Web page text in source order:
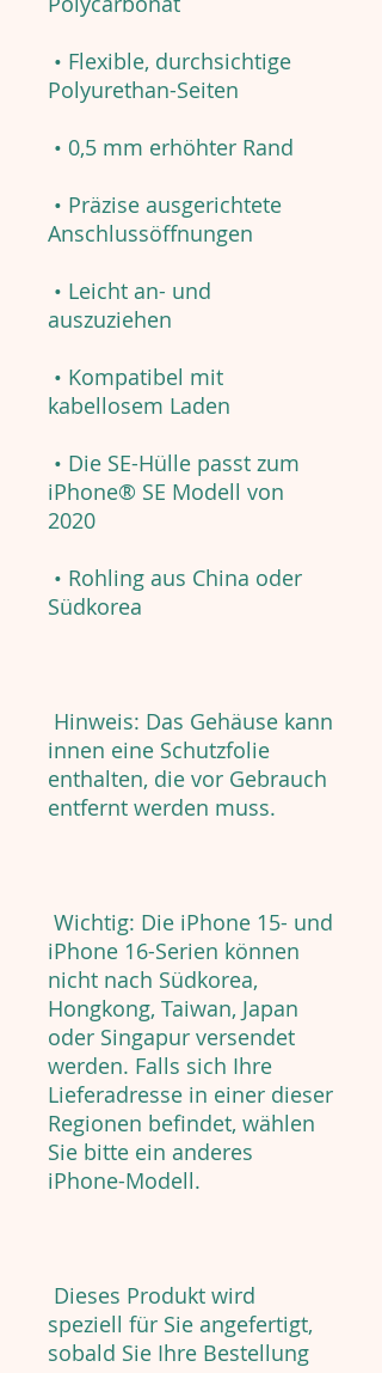
• Flexible, durchsichtige
Polyurethan-Seiten
• 0,5 mm erhöhter Rand
• Präzise ausgerichtete
Anschlussöffnungen
• Leicht an- und
auszuziehen
• Kompatibel mit
kabellosem Laden
• Die SE-Hülle passt zum
iPhone® SE Modell von
2020
• Rohling aus China oder
Südkorea
Hinweis: Das Gehäuse kann
innen eine Schutzfolie
enthalten, die vor Gebrauch
entfernt werden muss.
Wichtig: Die iPhone 15- und
iPhone 16-Serien können
nicht nach Südkorea,
Hongkong, Taiwan, Japan
oder Singapur versendet
werden. Falls sich Ihre
Lieferadresse in einer dieser
Regionen befindet, wählen
Sie bitte ein anderes
iPhone-Modell.
Dieses Produkt wird
speziell für Sie angefertigt,
sobald Sie Ihre Bestellung